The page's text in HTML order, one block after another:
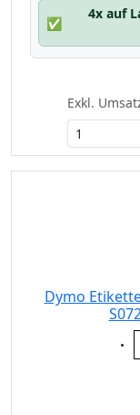
✅
4x auf
Exkl.
Dymo